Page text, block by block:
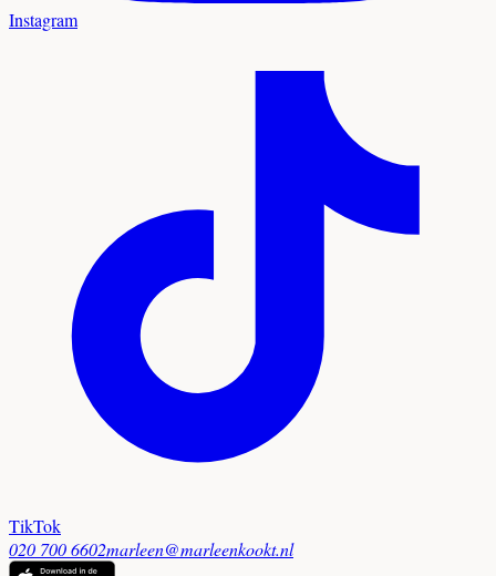
Instagram
TikTok
020 700 6602marleen@marleenkookt.nl